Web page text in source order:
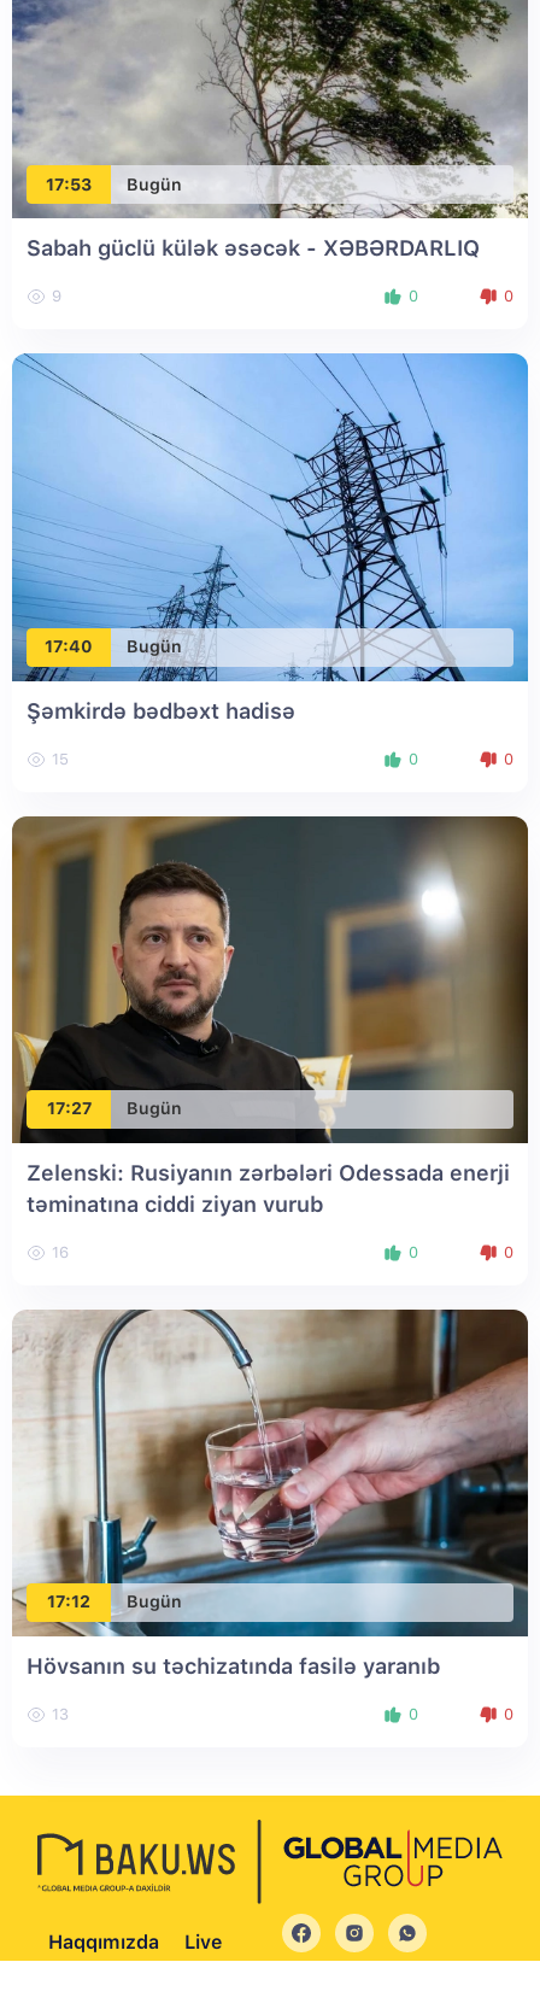
17:53 Bugün
Sabah güclü külək əsəcək - XƏBƏRDARLIQ
9 0 0
17:40 Bugün
Şəmkirdə bədbəxt hadisə
15 0 0
17:27 Bugün
Zelenski: Rusiyanın zərbələri Odessada enerji
təminatına ciddi ziyan vurub
16 0 0
17:12 Bugün
Hövsanın su təchizatında fasilə yaranıb
13 0 0
Haqqımızda Live